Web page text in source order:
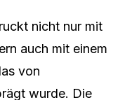
nicht nur mit
auch mit einem
von
wurde. Die